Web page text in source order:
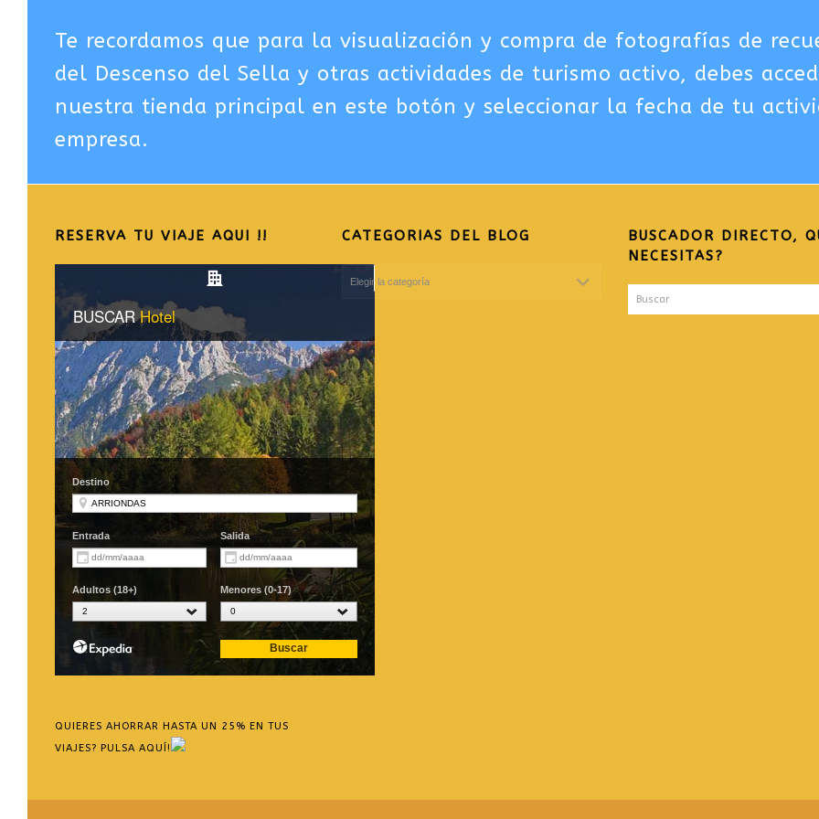
Te recordamos que para la visualización y compra de fotografías de
del Descenso del Sella y otras actividades de turismo activo, debes
nuestra tienda principal en este botón y seleccionar la fecha de tu
empresa.
RESERVA TU VIAJE AQUI !!
QUIERES AHORRAR HASTA UN 25% EN TUS
VIAJES? PULSA AQUÍ!
CATEGORIAS DEL BLOG
BUSCADOR DIRECTO,
NECESITAS?
Buscar